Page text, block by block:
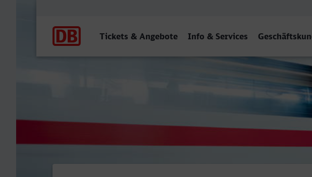
Tickets & Angebote Info & Services
Mönchengladbach Hbf - Bocholt